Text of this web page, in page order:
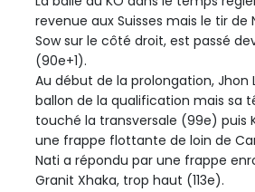
revenue aux Suisses mais le tir de
Sow sur le côté droit, est passé
(90e+1).
Au début de la prolongation, Jhon
ballon de la qualification mais sa
touché la transversale (99e) puis
une frappe flottante de loin de
Nati a répondu par une frappe
Granit Xhaka, trop haut (113e).